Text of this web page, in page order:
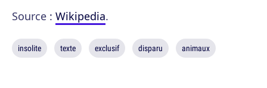
Source : Wikipedia.
insolite texte exclusif disparu animaux